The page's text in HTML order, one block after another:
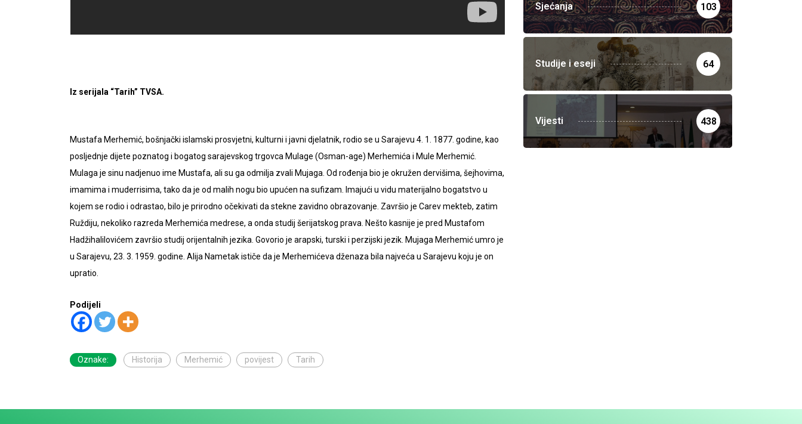
Iz serijala “Tarih” TVSA.
Mustafa Merhemić, bošnjački islamski prosvjetni, kulturni i javni djelatnik, rodio se u Sarajevu 4. 1. 1877. godine, kao
posljednje dijete poznatog i bogatog sarajevskog trgovca Mulage (Osman-age) Merhemića i Mule Merhemić.
Mulaga je sinu nadjenuo ime Mustafa, ali su ga odmilja zvali Mujaga. Od rođenja bio je okružen dervišima, šejhovima,
imamima i muderrisima, tako da je od malih nogu bio upućen na sufizam. Imajući u vidu materijalno bogatstvo u
kojem se rodio i odrastao, bilo je prirodno očekivati da stekne zavidno obrazovanje. Završio je Carev mekteb, zatim
Ruždiju, nekoliko razreda Merhemića medrese, a onda studij šerijatskog prava. Nešto kasnije je pred Mustafom
Hadžihalilovićem završio studij orijentalnih jezika. Govorio je arapski, turski i perzijski jezik. Mujaga Merhemić umro je
u Sarajevu, 23. 3. 1959. godine. Alija Nametak ističe da je Merhemićeva dženaza bila najveća u Sarajevu koju je on
upratio.
Podijeli
Oznake: Historija Merhemić povijest Tarih
Sjećanja 103
Studije i eseji 64
Vijesti 438